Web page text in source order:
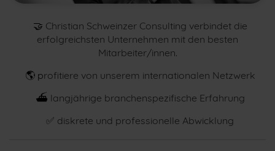
🤝 Christian Schweinzer Consulting verbindet die
erfolgreichsten Unternehmen mit den besten
Mitarbeiter/innen.
🌎 profitiere von unserem internationalen Netzwerk
⛴ langjährige branchenspezifische Erfahrung
✅ diskrete und professionelle Abwicklung